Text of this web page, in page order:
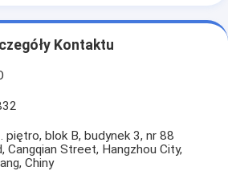
Kontaktu
piętro, blok B, budynek 3, nr 88
Cangqian Street, Hangzhou City,
Chiny